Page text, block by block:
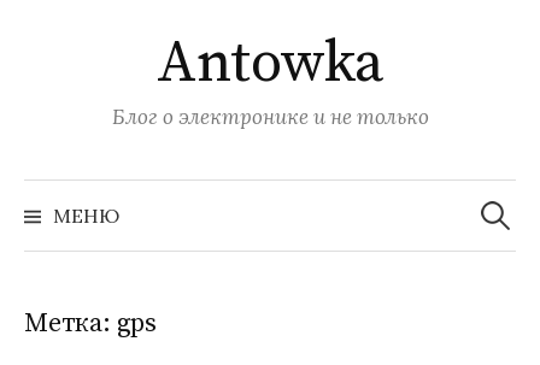
содержимомуAntowka
Блог о электронике и не только
МЕНЮ
Найти:
Метка: gps